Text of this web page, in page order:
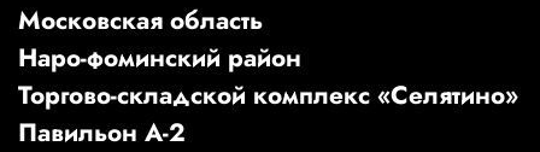
Московская область
Наро-фоминский район
Торгово-складской комплекс «Селятино»
Павильон А-2